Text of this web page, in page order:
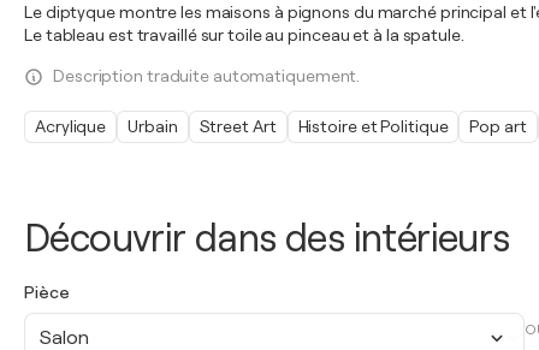
Découvrir dans des intérieurs
Pièce
Salon
Le diptyque montre les maisons à pignons du marché principal et
Le tableau est travaillé sur toile au pinceau et à la spatule.
Description traduite automatiquement.
Acrylique Urbain Street Art Histoire et Politique Pop art